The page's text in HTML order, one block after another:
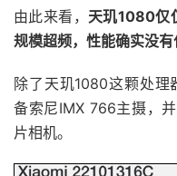
由此来看， 天玑1080仅
规模超频，性能确实没有
除了天玑1080这颗处
备索尼IMX 766主摄，
片相机。